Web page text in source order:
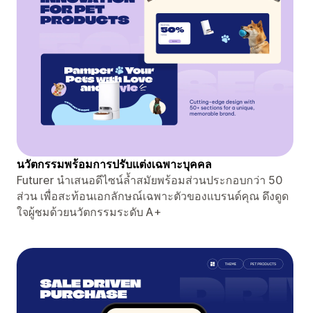
นวัตกรรมพร้อมการปรับแต่งเฉพาะบุคคล
Futurer นำเสนอดีไซน์ล้ำสมัยพร้อมส่วนประกอบกว่า 50
ส่วน เพื่อสะท้อนเอกลักษณ์เฉพาะตัวของแบรนด์คุณ ดึงดูด
ใจผู้ชมด้วยนวัตกรรมระดับ A+